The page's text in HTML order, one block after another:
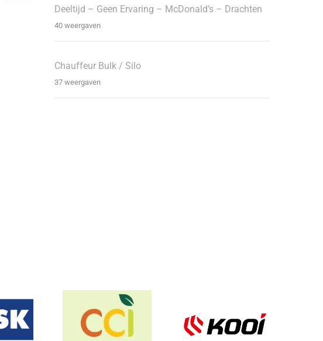
Deeltijd – Geen Ervaring – McDonald’s – Drachten
40 weergaven
Chauffeur Bulk / Silo
37 weergaven